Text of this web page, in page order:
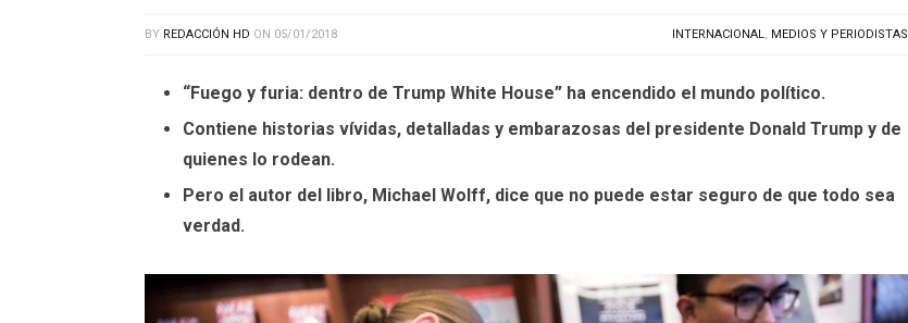
BY REDACCIÓN HD ON 05/01/2018 INTERNACIONAL, MEDIOS Y PERIODISTAS
“Fuego y furia: dentro de Trump White House” ha encendido el mundo político.
Contiene historias vívidas, detalladas y embarazosas del presidente Donald Trump y de
quienes lo rodean.
Pero el autor del libro, Michael Wolff, dice que no puede estar seguro de que todo sea
verdad.